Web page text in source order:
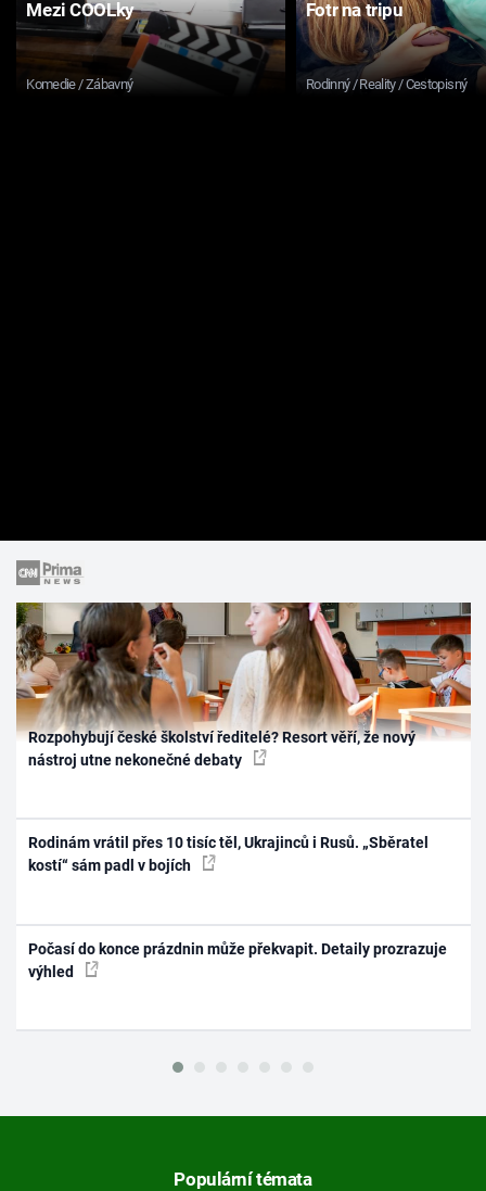
Mezi COOLky
Komedie / Zábavný
Fotr na tripu
Rodinný / Reality / Cestopisný
Rozpohybují české školství ředitelé? Resort věří, že nový
nástroj utne nekonečné debaty
Rodinám vrátil přes 10 tisíc těl, Ukrajinců i Rusů. „Sběratel
kostí“ sám padl v bojích
Počasí do konce prázdnin může překvapit. Detaily prozrazuje
výhled
Populární témata